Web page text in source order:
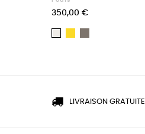
Prix
350,00 €
LIVRAISON GRATUITE